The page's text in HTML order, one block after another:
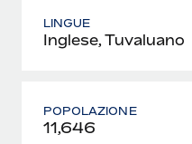
LINGUE
Inglese, Tuvaluano
POPOLAZIONE
11,646